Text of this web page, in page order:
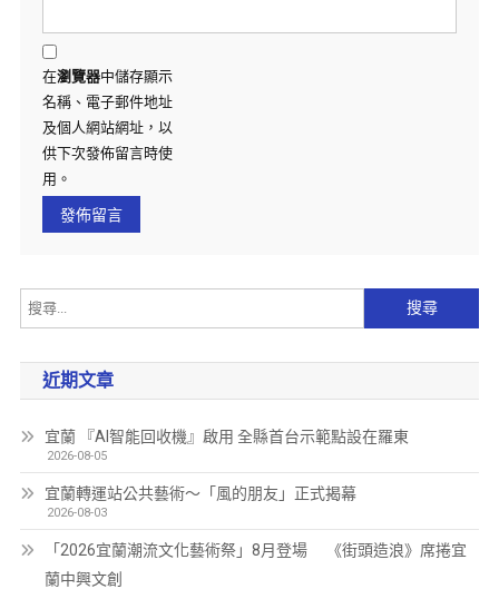
在瀏覽器中儲存顯示
名稱、電子郵件地址
及個人網站網址，以
供下次發佈留言時使
用。
近期文章
宜蘭 『AI智能回收機』啟用 全縣首台示範點設在羅東
2026-08-05
宜蘭轉運站公共藝術～「風的朋友」正式揭幕
2026-08-03
「2026宜蘭潮流文化藝術祭」8月登場 《街頭造浪》席捲宜
蘭中興文創